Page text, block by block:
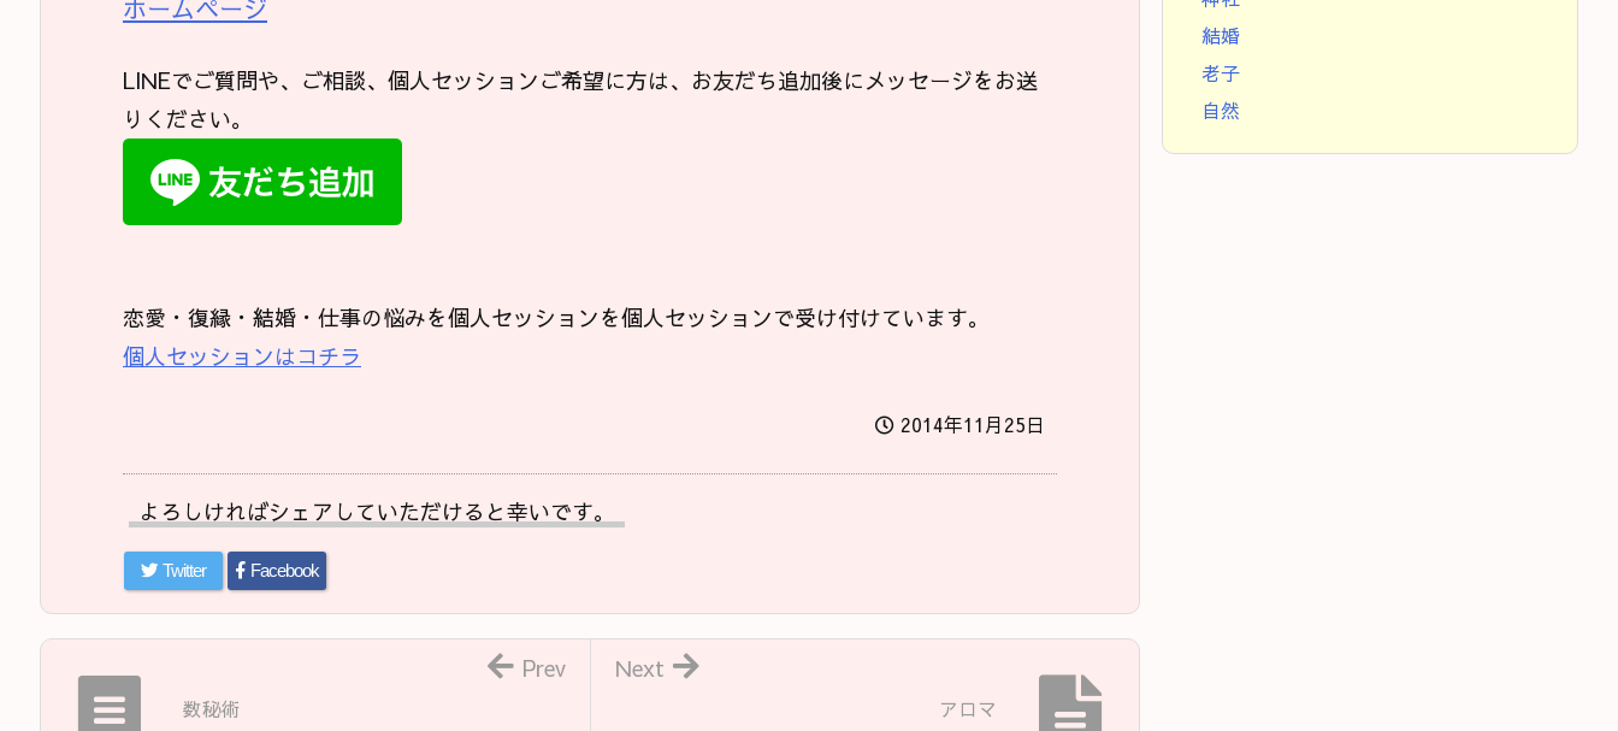
ホームページ
LINEでご質問や、ご相談、個人セッションご希望に方は、お友だち追加後にメッセージをお送
りください。
恋愛・復縁・結婚・仕事の悩みを個人セッションを個人セッションで受け付けています。
個人セッションはコチラ
2014年11月25日
よろしければシェアしていただけると幸いです。
Twitter Facebook
アロマ
Next
数秘術
Prev
結婚
老子
自然